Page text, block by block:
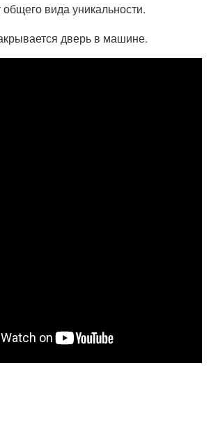
общего вида уникальности.
дверь в машине.